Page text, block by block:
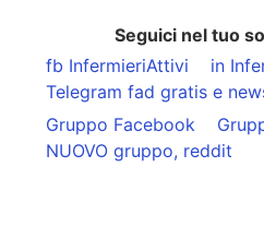
Seguici nel tuo
fb InfermieriAttivi
in
Telegram fad gratis e
Gruppo Facebook
NUOVO gruppo, reddit